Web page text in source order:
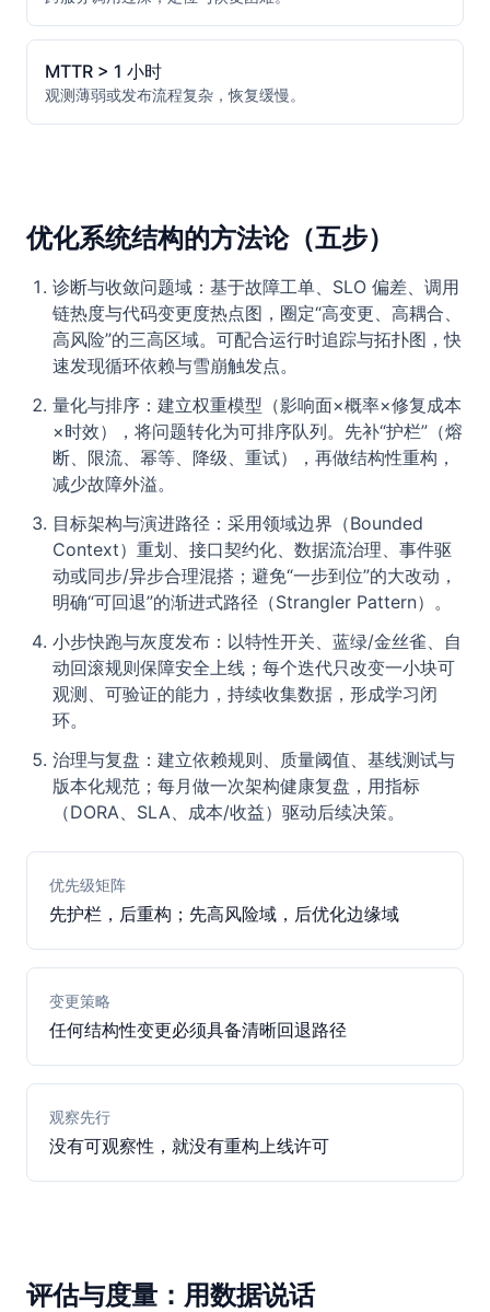
MTTR > 1 小时
观测薄弱或发布流程复杂，恢复缓慢。
优化系统结构的方法论（五步）
诊断与收敛问题域：基于故障工单、SLO 偏差、调用
链热度与代码变更度热点图，圈定“高变更、高耦合、
高风险”的三高区域。可配合运行时追踪与拓扑图，快
速发现循环依赖与雪崩触发点。
量化与排序：建立权重模型（影响面×概率×修复成本
×时效），将问题转化为可排序队列。先补“护栏”（熔
断、限流、幂等、降级、重试），再做结构性重构，
减少故障外溢。
目标架构与演进路径：采用领域边界（Bounded
Context）重划、接口契约化、数据流治理、事件驱
动或同步/异步合理混搭；避免“一步到位”的大改动，
明确“可回退”的渐进式路径（Strangler Pattern）。
小步快跑与灰度发布：以特性开关、蓝绿/金丝雀、自
动回滚规则保障安全上线；每个迭代只改变一小块可
观测、可验证的能力，持续收集数据，形成学习闭
环。
治理与复盘：建立依赖规则、质量阈值、基线测试与
版本化规范；每月做一次架构健康复盘，用指标
（DORA、SLA、成本/收益）驱动后续决策。
优先级矩阵
先护栏，后重构；先高风险域，后优化边缘域
变更策略
任何结构性变更必须具备清晰回退路径
观察先行
没有可观察性，就没有重构上线许可
评估与度量：用数据说话